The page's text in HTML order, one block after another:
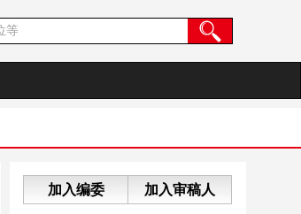
加入编委 加入审稿人